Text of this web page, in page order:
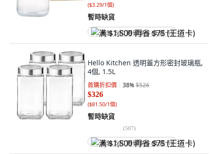
($3.29/1個)
暫時缺貨
满 $1,500 再省 $75 (王道卡)
Hello Kitchen 透明蓋方形密封玻璃瓶,
4個, 1.5L
首購折扣價 38%$526
$326
($81.50/1個)
暫時缺貨
(507)
满 $1,500 再省 $75 (王道卡)